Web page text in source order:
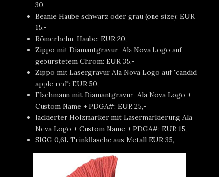
30,-
Beanie Haube schwarz oder grau (one size): EUR
15,-
Römerhelm-Haube: EUR 20,-
Zippo mit Diamantgravur Ala Nova Logo auf
gebürstetem Chrom: EUR 35,-
Zippo mit Lasergravur Ala Nova Logo auf "candid
apple red": EUR 50,-
Flachmann mit Diamantgravur Ala Nova Logo +
Custom Name + PDGA#: EUR 25,-
lackierter Holzmarker mit Lasermarkierung Ala
Nova Logo + Custom Name + PDGA#: EUR 15,-
SIGG 0,6L Trinkflasche aus Metall EUR 35,-